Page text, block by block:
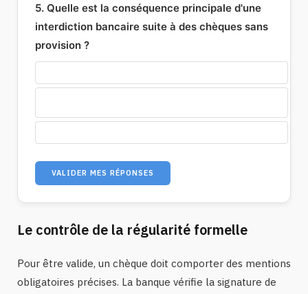
5. Quelle est la conséquence principale d'une
interdiction bancaire suite à des chèques sans
provision ?
VALIDER MES RÉPONSES
Le contrôle de la régularité formelle
Pour être valide, un chèque doit comporter des mentions
obligatoires précises. La banque vérifie la signature de